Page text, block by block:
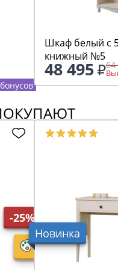
Шкаф белый с
книжный №5
48 495 64
-25%
Новинка